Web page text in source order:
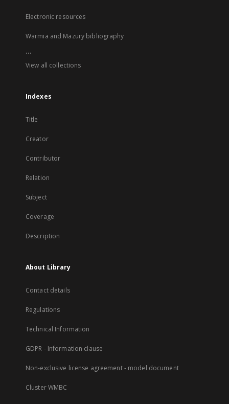
Electronic resources
Warmia and Mazury bibliography
...
View all collections
Indexes
Title
Creator
Contributor
Relation
Subject
Coverage
Description
About Library
Contact details
Regulations
Technical Information
GDPR - Information clause
Non-exclusive license agreement - model document
Cluster WMBC